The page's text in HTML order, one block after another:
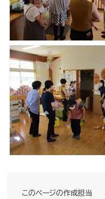
このページの作成担当